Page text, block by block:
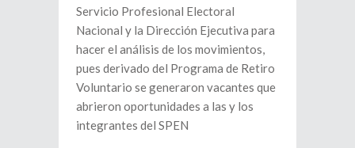
Servicio Profesional Electoral
Nacional y la Dirección Ejecutiva para
hacer el análisis de los movimientos,
pues derivado del Programa de Retiro
Voluntario se generaron vacantes que
abrieron oportunidades a las y los
integrantes del SPEN